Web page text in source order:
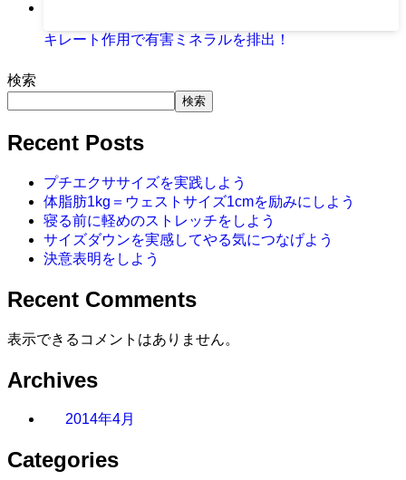
キレート作用で有害ミネラルを排出！
検索
検索
Recent Posts
プチエクササイズを実践しよう
体脂肪1kg＝ウェストサイズ1cmを励みにしよう
寝る前に軽めのストレッチをしよう
サイズダウンを実感してやる気につなげよう
決意表明をしよう
Recent Comments
表示できるコメントはありません。
Archives
2014年4月
Categories